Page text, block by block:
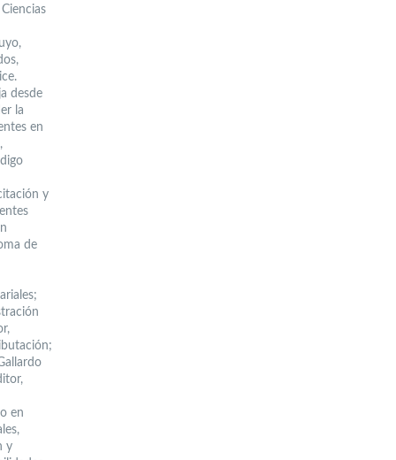
desde
la
en
y
de
en
y